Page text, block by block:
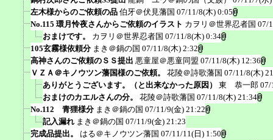
左木様からのご依頼の品 伯牙＠伏見藩国 07/11/8(木) 0:05
No.115 環月怜夜さんからご依頼のイラスト カヲリ＠世界忍者国 07/
おまけです。
カヲリ＠世界忍者国 07/11/8(木) 0:34
105玄霧様依頼分 まき＠鍋の国 07/11/8(木) 2:32
高神さんのご依頼のＳＳ提出 悪童屋＠悪童同盟 07/11/8(木) 12:36
ＶＺＡ＠キノウツン藩国様のご依頼。
花陵＠詩歌藩国 07/11/8(木)
ありがとうございます。（と出来なかった原因）
東 恭一郎 07/
おまけのカエルさんの分。
花陵＠詩歌藩国 07/11/8(木) 21:34
No.112 青狸様分 まき＠鍋の国 07/11/9(金) 21:22
記入漏れ まき＠鍋の国 07/11/9(金) 21:23
完成品提出。
はる＠キノウツン藩国 07/11/11(日) 1:50